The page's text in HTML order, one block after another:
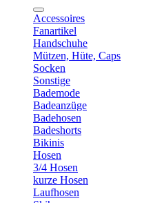
Accessoires
Fanartikel
Handschuhe
Mützen, Hüte, Caps
Socken
Sonstige
Bademode
Badeanzüge
Badehosen
Badeshorts
Bikinis
Hosen
3/4 Hosen
kurze Hosen
Laufhosen